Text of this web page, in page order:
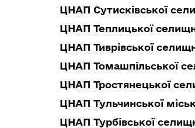
ЦНАП Сутисківської
ЦНАП Теплицької
ЦНАП Тиврівської
ЦНАП Томашпільської
ЦНАП Тростянецької
ЦНАП Тульчинської
ЦНАП Турбівської